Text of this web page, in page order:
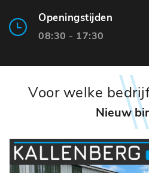
Openingstijden
08:30 - 17:30
Voor welke
Nieuw